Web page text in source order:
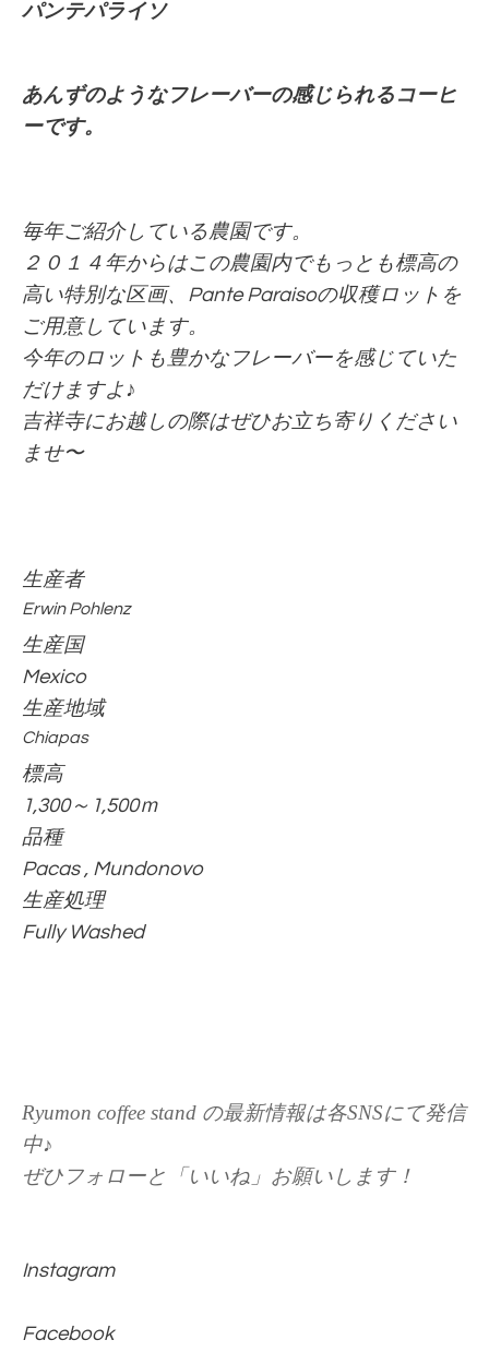
パンテパライソ
あんずのようなフレーバーの感じられるコーヒ
ーです。
毎年ご紹介している農園です。
２０１４年からはこの農園内でもっとも標高の
高い特別な区画、Pante Paraisoの収穫ロットを
ご用意しています。
今年のロットも豊かなフレーバーを感じていた
だけますよ♪
吉祥寺にお越しの際はぜひお立ち寄りください
ませ〜
生産者
Erwin Pohlenz
生産国
Mexico
生産地域
Chiapas
標高
1,300～1,500ｍ
品種
Pacas , Mundonovo
生産処理
Fully Washed
Ryumon coffee stand の最新情報は各SNSにて発信
中♪
ぜひフォローと「いいね」お願いします！
Instagram
Facebook